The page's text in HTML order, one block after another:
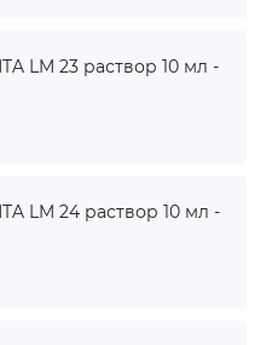
LM 23 раствор 10 мл -
LM 24 раствор 10 мл -